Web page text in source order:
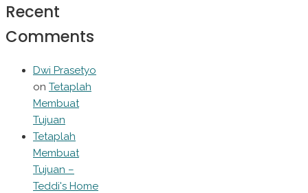
Recent
Comments
Dwi Prasetyo
on Tetaplah
Membuat
Tujuan
Tetaplah
Membuat
Tujuan –
Teddi's Home